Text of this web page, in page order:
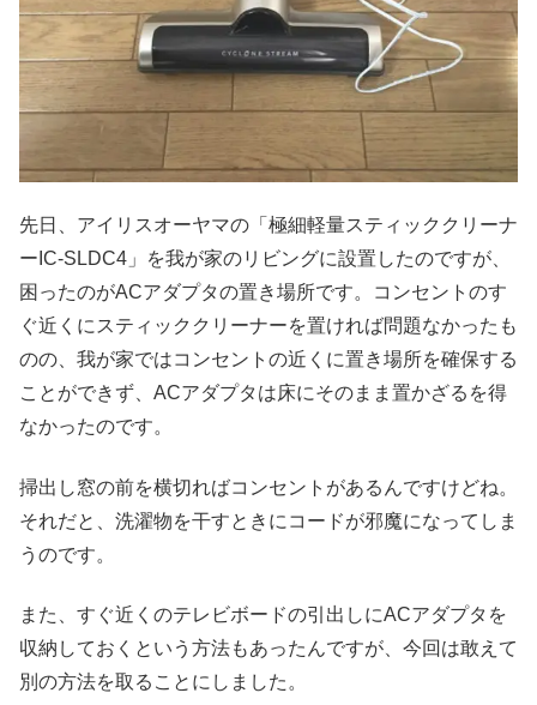
先日、アイリスオーヤマの「極細軽量スティッククリーナ
ーIC-SLDC4」を我が家のリビングに設置したのですが、
困ったのがACアダプタの置き場所です。コンセントのす
ぐ近くにスティッククリーナーを置ければ問題なかったも
のの、我が家ではコンセントの近くに置き場所を確保する
ことができず、ACアダプタは床にそのまま置かざるを得
なかったのです。
掃出し窓の前を横切ればコンセントがあるんですけどね。
それだと、洗濯物を干すときにコードが邪魔になってしま
うのです。
また、すぐ近くのテレビボードの引出しにACアダプタを
収納しておくという方法もあったんですが、今回は敢えて
別の方法を取ることにしました。